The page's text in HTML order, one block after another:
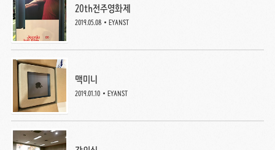
20th전주영화제
2019.05.08 EYANST
맥미니
2019.01.10 EYANST